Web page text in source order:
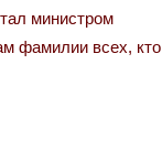
министром
фамилии всех, кто